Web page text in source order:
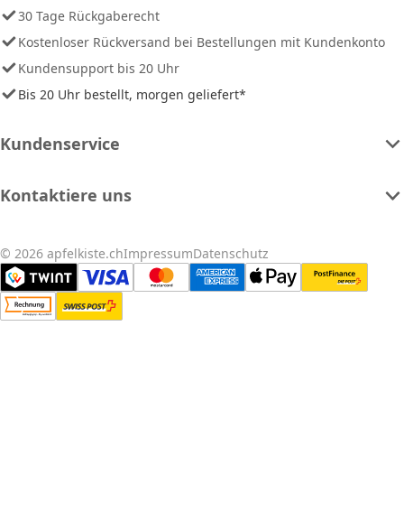
30 Tage Rückgaberecht
Kostenloser Rückversand bei Bestellungen mit Kundenkonto
Kundensupport bis 20 Uhr
Bis 20 Uhr bestellt, morgen geliefert*
Kundenservice
Kontaktiere uns
© 2026 apfelkiste.chImpressumDatenschutz